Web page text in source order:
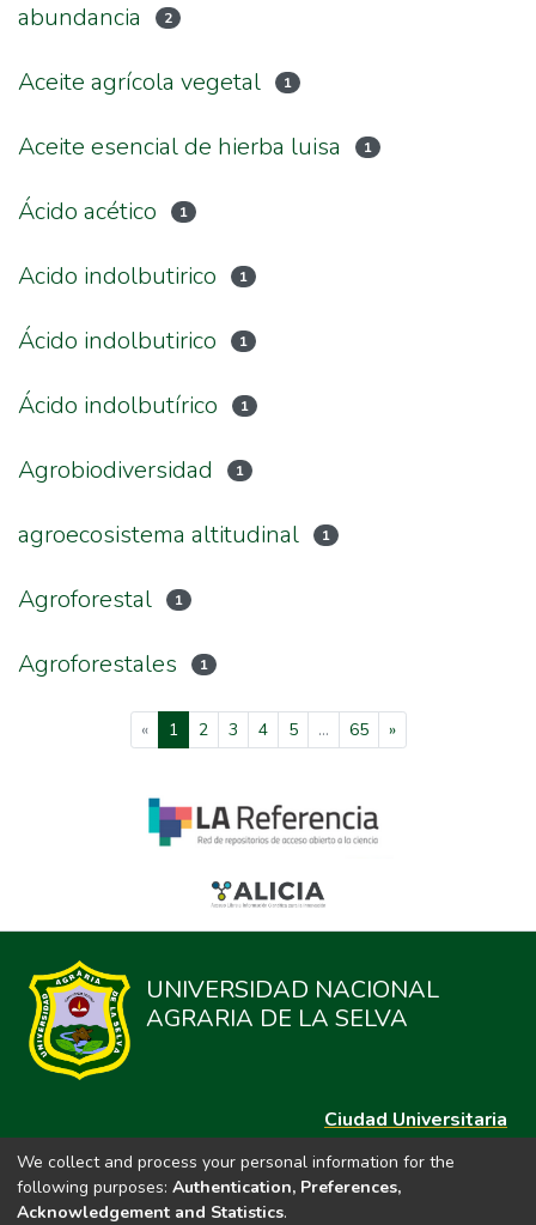
abundancia 2
Aceite agrícola vegetal 1
Aceite esencial de hierba luisa 1
Ácido acético 1
Acido indolbutirico 1
Ácido indolbutirico 1
Ácido indolbutírico 1
Agrobiodiversidad 1
agroecosistema altitudinal 1
Agroforestal 1
Agroforestales 1
« 1(current)
2 3 4 5 ... 65 »
UNIVERSIDAD NACIONAL
AGRARIA DE LA SELVA
Ciudad Universitaria
Carretera Central km. 1.21 Tingo María, Huánuco
Datos del contacto
We collect and process your personal information for the
following purposes: Authentication, Preferences,
Acknowledgement and Statistics.